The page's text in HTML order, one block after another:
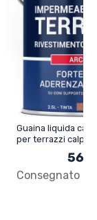
Guaina liquida
per terrazzi
Consegnato in